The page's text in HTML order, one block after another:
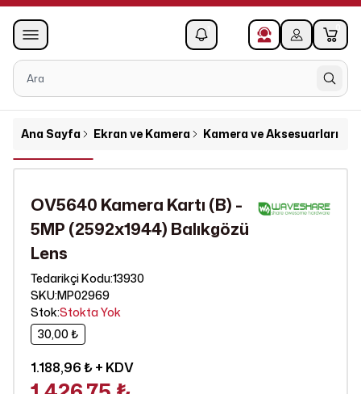
0
Ana Sayfa Ekran ve Kamera Kamera ve Aksesuarları
OV5640 Kamera Kartı (B) -
5MP (2592x1944) Balıkgözü
Lens
Tedarikçi Kodu:13930
SKU:MP02969
Stok:Stokta Yok
30,00 ₺
1.188,96 ₺+ KDV